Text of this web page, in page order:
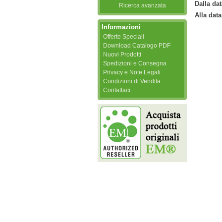
Dalla
Alla
Ricerca avanzata
Informazioni
Offerte Speciali
Download Catalogo PDF
Nuovi Prodotti
Spedizioni e Consegna
Privacy e Note Legali
Condizioni di Vendita
Contattaci